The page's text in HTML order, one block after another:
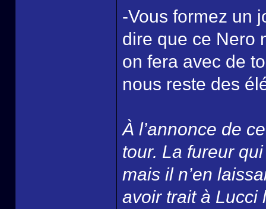
-Vous formez un
dire que ce Nero
on fera avec de
nous reste des
À l’annonce de
tour. La fureur
mais il n’en
avoir trait à Lucci